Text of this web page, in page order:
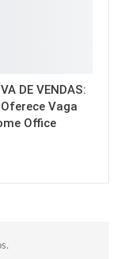
DE VENDAS:
Vaga
Office